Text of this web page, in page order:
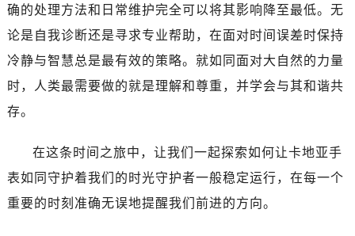
确的处理方法和日常维护完全可以将其影响降至最低。无
论是自我诊断还是寻求专业帮助，在面对时间误差时保持
冷静与智慧总是最有效的策略。就如同面对大自然的力量
时，人类最需要做的就是理解和尊重，并学会与其和谐共
存。
在这条时间之旅中，让我们一起探索如何让卡地亚手
表如同守护着我们的时光守护者一般稳定运行，在每一个
重要的时刻准确无误地提醒我们前进的方向。